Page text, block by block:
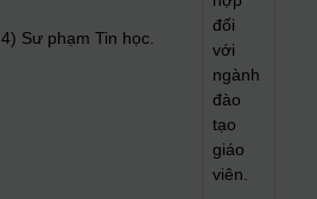
4) Sư phạm Tin học.
đối
với
ngành
đào
tạo
giáo
viên.